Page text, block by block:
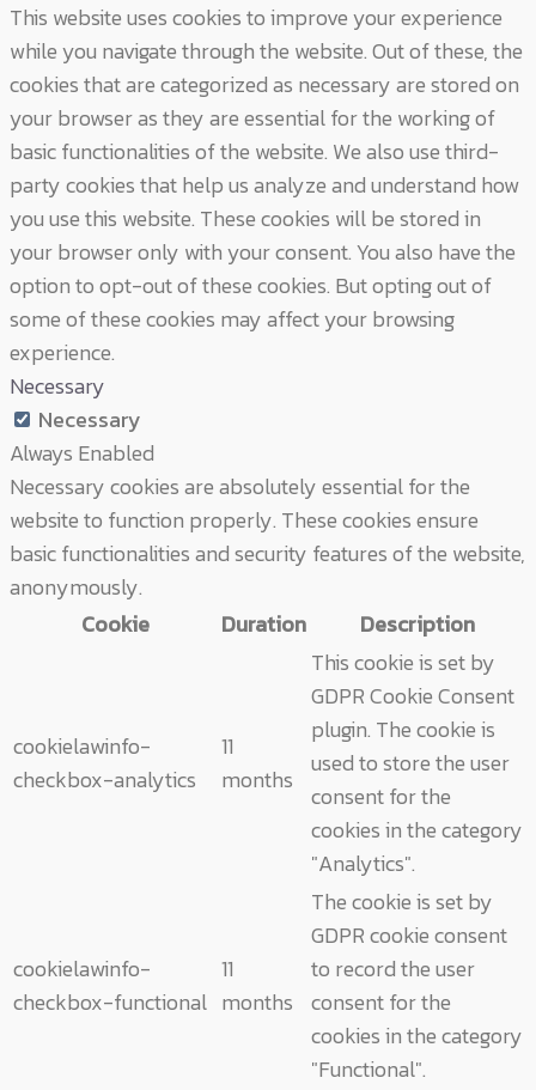
This website uses cookies to improve your experience
while you navigate through the website. Out of these, the
cookies that are categorized as necessary are stored on
your browser as they are essential for the working of
basic functionalities of the website. We also use third-
party cookies that help us analyze and understand how
you use this website. These cookies will be stored in
your browser only with your consent. You also have the
option to opt-out of these cookies. But opting out of
some of these cookies may affect your browsing
experience.
Necessary
Necessary
Always Enabled
Necessary cookies are absolutely essential for the
website to function properly. These cookies ensure
basic functionalities and security features of the website,
anonymously.
Cookie
Duration Description
cookielawinfo-
checkbox-analytics
11
months
This cookie is set by
GDPR Cookie Consent
plugin. The cookie is
used to store the user
consent for the
cookies in the category
"Analytics".
cookielawinfo-
checkbox-functional
11
months
The cookie is set by
GDPR cookie consent
to record the user
consent for the
cookies in the category
"Functional".